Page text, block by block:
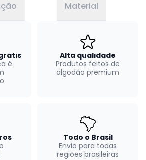
Material
é
Alta qualidade
Produtos feitos de
algodão premium
Todo o Brasil
Envio para todas
regiões brasileiras